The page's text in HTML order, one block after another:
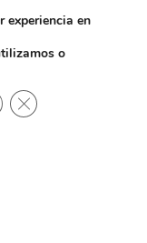
experiencia en
o
Cerrar el banner de